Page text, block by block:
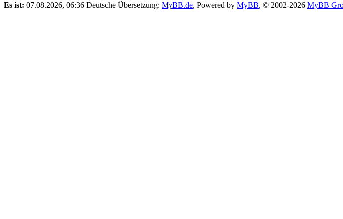
Es ist: 07.08.2026, 06:36 Deutsche Übersetzung: MyBB.de, Powered by MyBB, © 2002-2026 MyBB